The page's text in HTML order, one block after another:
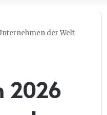
der Welt
2026